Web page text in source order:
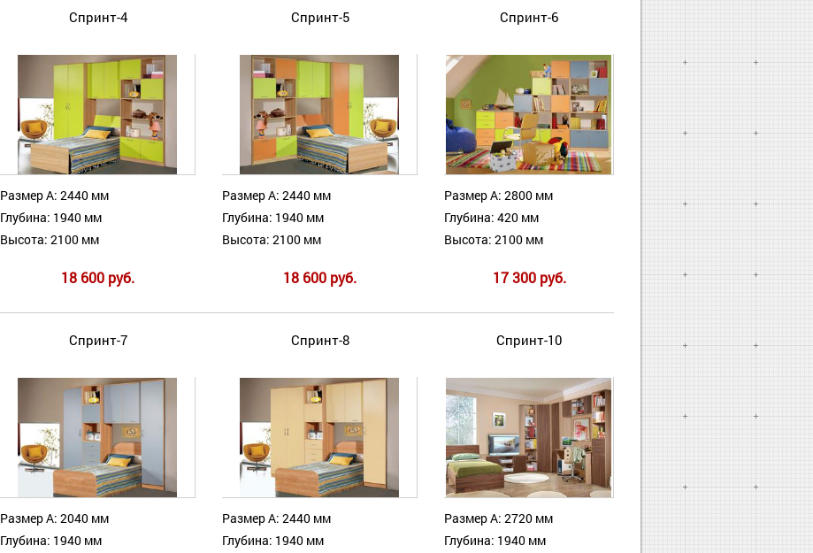
Спринт-4
Размер А: 2440 мм
Глубина: 1940 мм
Высота: 2100 мм
18 600 руб.
Спринт-5
Размер А: 2440 мм
Глубина: 1940 мм
Высота: 2100 мм
18 600 руб.
Спринт-6
Размер А: 2800 мм
Глубина: 420 мм
Высота: 2100 мм
17 300 руб.
Спринт-7
Размер А: 2040 мм
Глубина: 1940 мм
Спринт-8
Размер А: 2440 мм
Глубина: 1940 мм
Спринт-10
Размер А: 2720 мм
Глубина: 1940 мм